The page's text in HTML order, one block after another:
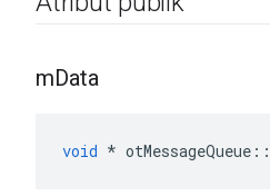
mData
void * otMessageQueue ::